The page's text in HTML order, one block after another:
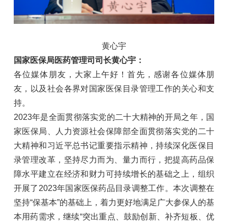
黄心宇
国家医保局医药管理司司长黄心宇：
各位媒体朋友，大家上午好！首先，感谢各位媒体朋
友，以及社会各界对国家医保目录管理工作的关心和支
持。
2023年是全面贯彻落实党的二十大精神的开局之年，国
家医保局、人力资源社会保障部全面贯彻落实党的二十
大精神和习近平总书记重要指示精神，持续深化医保目
录管理改革，坚持尽力而为、量力而行，把提高药品保
障水平建立在经济和财力可持续增长的基础之上，组织
开展了2023年国家医保药品目录调整工作。本次调整在
坚持“保基本”的基础上，着力更好地满足广大参保人的基
本用药需求，继续“突出重点、鼓励创新、补齐短板、优